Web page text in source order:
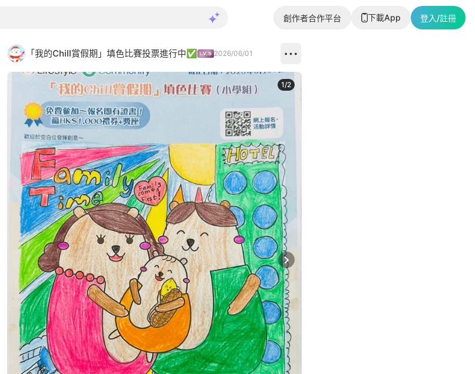
創作者合作平台 下載App 登入/註冊
「我的Chill賞假期」填色比賽投票進行中✅ 2026/06/01
Next slide
1/2